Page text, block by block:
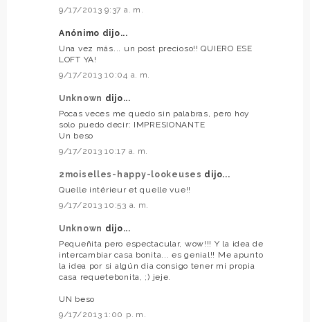
9/17/2013 9:37 a. m.
Anónimo dijo...
Una vez más... un post precioso!! QUIERO ESE
LOFT YA!
9/17/2013 10:04 a. m.
Unknown dijo...
Pocas veces me quedo sin palabras, pero hoy
solo puedo decir: IMPRESIONANTE
Un beso
9/17/2013 10:17 a. m.
2moiselles-happy-lookeuses dijo...
Quelle intérieur et quelle vue!!
9/17/2013 10:53 a. m.
Unknown dijo...
Pequeñita pero espectacular, wow!!! Y la idea de
intercambiar casa bonita... es genial!! Me apunto
la idea por si algún dia consigo tener mi propia
casa requetebonita, ;) jeje.
UN beso
9/17/2013 1:00 p. m.